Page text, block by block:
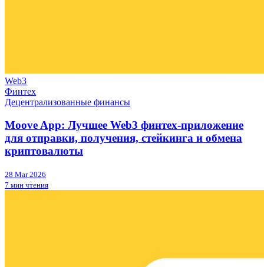
Web3
Финтех
Децентрализованные финансы
Moove App: Лучшее Web3 финтех-приложение
для отправки, получения, стейкинга и обмена
криптовалюты
28 Mar 2026
7 мин чтения